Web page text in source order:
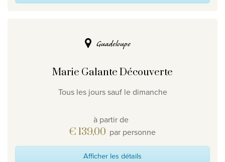
Guadeloupe
Marie Galante Découverte
Tous les jours sauf le dimanche
à partir de
€ 139,00 par personne
Afficher les détails